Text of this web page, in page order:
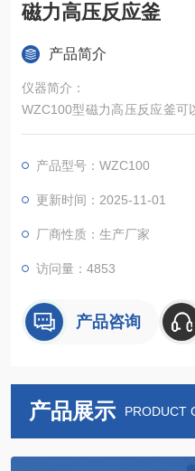
磁力高压反应釜
产品简介
仪器简介：
WZC100型磁力高压反应釜可
拌、程序编程、数据采集等诸
产品型号：WZC100
更新时间：2025-11-01
厂商性质：生产厂家
访问量：4853
产品咨询
产品展示 PRODUCT